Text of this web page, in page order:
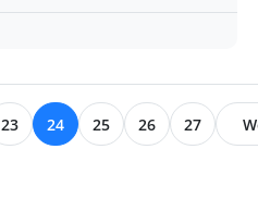
23 24 25 26 27